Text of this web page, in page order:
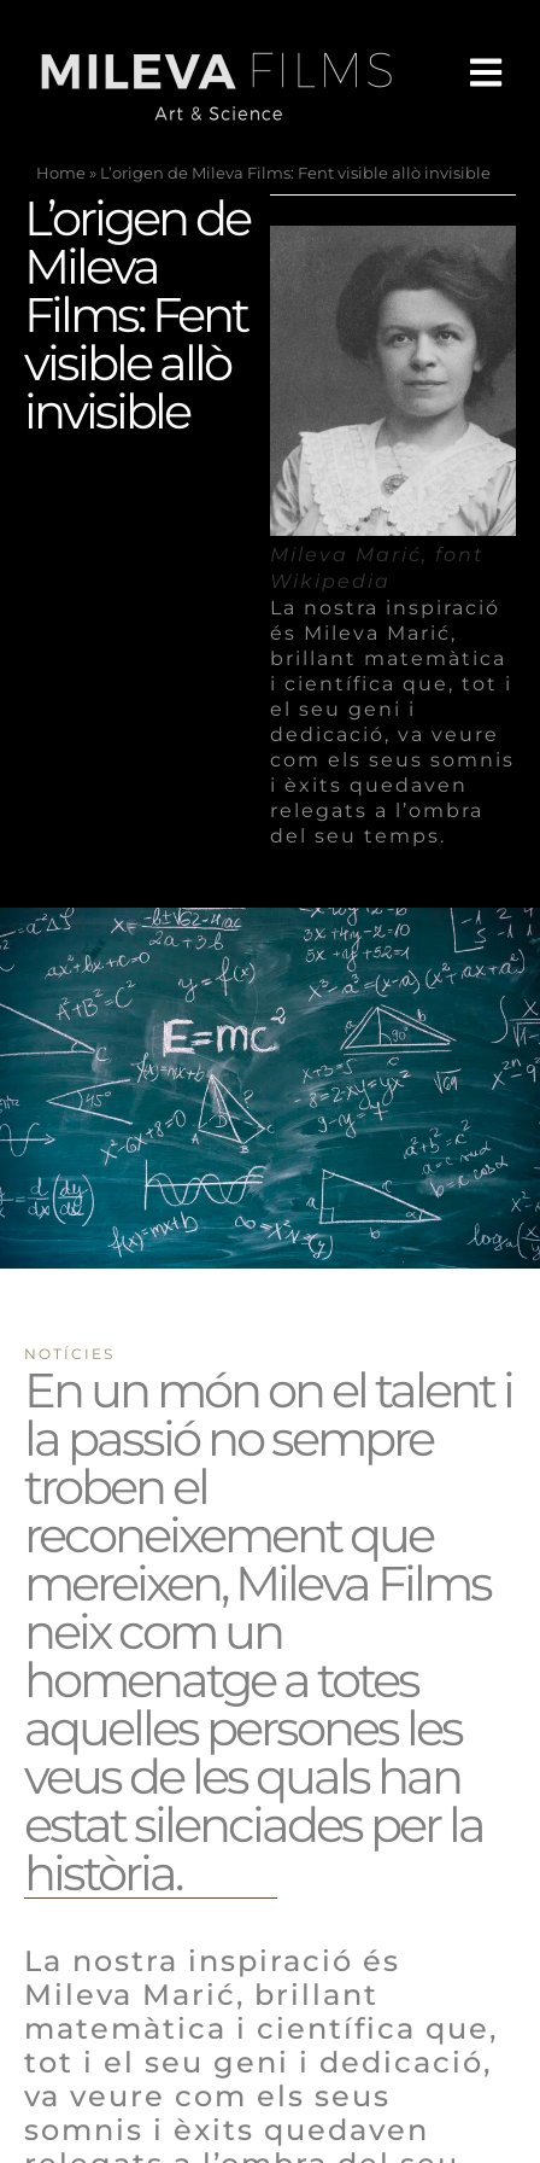
Home » L’origen de Mileva Films: Fent visible allò invisible
L’origen de
Mileva
Films: Fent
visible allò
invisible
Mileva Marić, font
Wikipedia
La nostra inspiració
és Mileva Marić,
brillant matemàtica
i científica que, tot i
el seu geni i
dedicació, va veure
com els seus somnis
i èxits quedaven
relegats a l’ombra
del seu temps.
NOTÍCIES
En un món on el talent i
la passió no sempre
troben el
reconeixement que
mereixen, Mileva Films
neix com un
homenatge a totes
aquelles persones les
veus de les quals han
estat silenciades per la
història.
La nostra inspiració és
Mileva Marić, brillant
matemàtica i científica que,
tot i el seu geni i dedicació,
va veure com els seus
somnis i èxits quedaven